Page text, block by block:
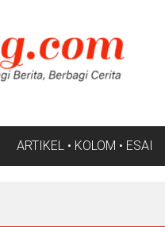
ARTIKEL • KOLOM • ESAI